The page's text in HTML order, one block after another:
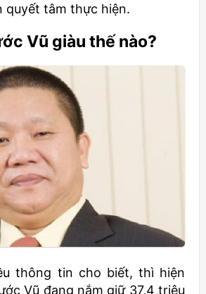
quyết tâm thực hiện.
Vũ giàu thế nào?
thông tin cho biết, thì hiện
Vũ đang nắm giữ 37,4 triệu